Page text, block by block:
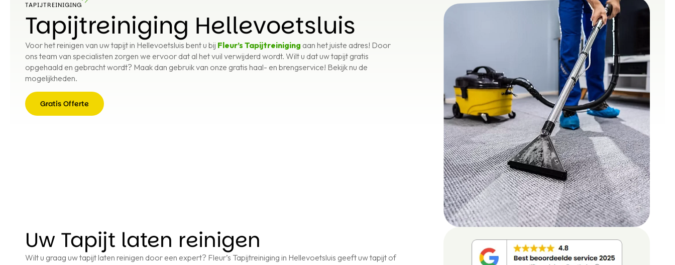
TAPIJTREINIGING
Tapijtreiniging Hellevoetsluis
Voor het reinigen van uw tapijt in Hellevoetsluis bent u bij Fleur’s Tapijtreiniging aan het juiste adres! Door
ons team van specialisten zorgen we ervoor dat al het vuil verwijderd wordt. Wilt u dat uw tapijt gratis
opgehaald en gebracht wordt? Maak dan gebruik van onze gratis haal- en brengservice! Bekijk nu de
mogelijkheden.
Gratis Offerte
Uw Tapijt laten reinigen
Wilt u graag uw tapijt laten reinigen door een expert? Fleur’s Tapijtreiniging in Hellevoetsluis geeft uw tapijt of